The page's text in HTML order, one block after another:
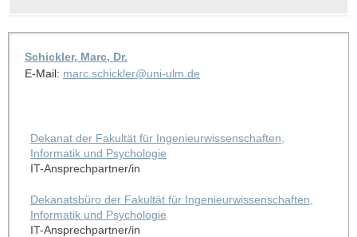
Schickler, Marc, Dr.
E-Mail: marc.schickler@uni-ulm.de
Dekanat der Fakultät für Ingenieurwissenschaften,
Informatik und Psychologie
IT-Ansprechpartner/in
Dekanatsbüro der Fakultät für Ingenieurwissenschaften,
Informatik und Psychologie
IT-Ansprechpartner/in